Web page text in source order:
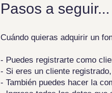
Pasos a seguir...
Cuándo quieras adquirir un
- Puedes registrarte como
- Si eres un cliente
- También puedes hacer la